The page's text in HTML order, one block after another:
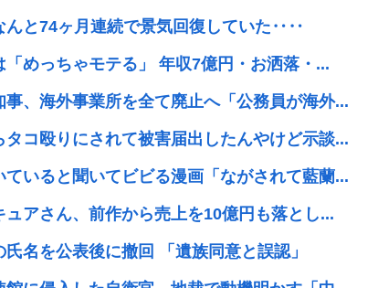
んと74ヶ月連続で景気回復していた‥‥
「めっちゃモテる」 年収7億円・お洒落・...
事、海外事業所を全て廃止へ「公務員が海外...
タコ殴りにされて被害届出したんやけど示談...
ていると聞いてビビる漫画「ながされて藍蘭...
ュアさん、前作から売上を10億円も落とし...
名を公表後に撤回 「遺族同意と誤認」